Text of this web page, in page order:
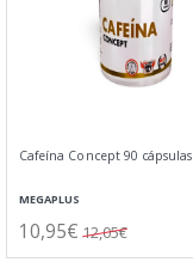
Cafeína Concept 90 cápsulas
MEGAPLUS
10,95€ 12,05€